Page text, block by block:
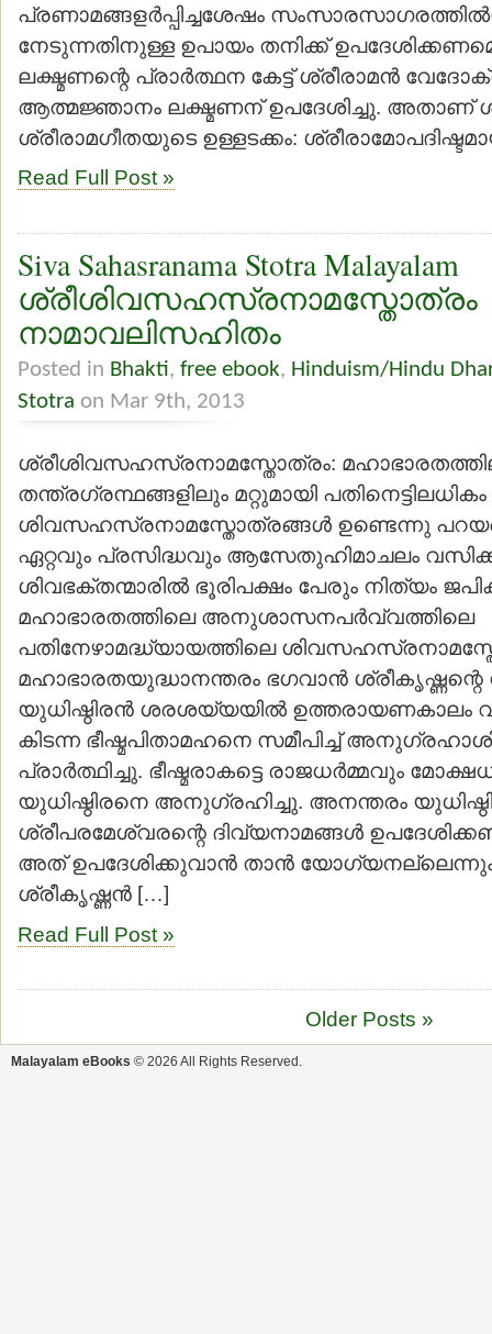
പ്രണാമങ്ങളര്‍പ്പിച്ചശേഷം
നേടുന്നതിനുള്ള ഉപായം തനിക്ക്
ലക്ഷ്മണന്റെ പ്രാര്‍ത്ഥന കേട്ട് ശ്രീരാമന്‍
ആത്മജ്ഞാനം ലക്ഷ്മണന് ഉപദേശിച്ചു. അതാണ്
ശ്രീരാമഗീതയുടെ ഉള്ളടക്കം:
Read Full Post »
Siva Sahasranama Stotra Malayalam
ശ്രീശിവസഹസ്രനാമസ്തോത്രം
നാമാവലിസഹിതം
Posted in Bhakti, free ebook, Hinduism/Hindu
Stotra on Mar 9th, 2013
ശ്രീശിവസഹസ്രനാമസ്തോത്രം:
തന്ത്രഗ്രന്ഥങ്ങളിലും മറ്റുമായി പതിനെട്ടിലധികം
ശിവസഹസ്രനാമസ്തോത്രങ്ങള്‍ ഉണ്ടെന്നു
ഏറ്റവും പ്രസിദ്ധവും ആസേതുഹിമാചലം
ശിവഭക്തന്മാരില്‍ ഭൂരിപക്ഷം പേരും നിത്യം
മഹാഭാരതത്തിലെ അനുശാസനപര്‍വ്വത്തിലെ
പതിനേഴാമദ്ധ്യായത്തിലെ
മഹാഭാരതയുദ്ധാനന്തരം ഭഗവാന്‍ ശ്രീകൃഷ്ണന്റെ
യുധിഷ്ഠിരന്‍ ശരശയ്യയില്‍ ഉത്തരായണകാലം
കിടന്ന ഭീഷ്മപിതാമഹനെ സമീപിച്ച്
പ്രാര്‍ത്ഥിച്ചു. ഭീഷ്മരാകട്ടെ രാജധര്‍മ്മവും
യുധിഷ്ഠിരനെ അനുഗ്രഹിച്ചു. അനന്തരം
ശ്രീപരമേശ്വരന്റെ ദിവ്യനാമങ്ങള്‍
അത് ഉപദേശിക്കുവാന്‍ താന്‍
ശ്രീകൃഷ്ണന്‍ […]
Read Full Post »
Older Posts »
Malayalam eBooks © 2026 All Rights Reserved.